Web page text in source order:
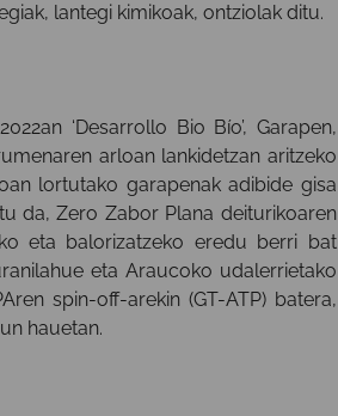
lantegi kimikoak, ontziolak ditu.
‘Desarrollo Bio Bío’, Garapen,
arloan lankidetzan aritzeko
lortutako garapenak adibide gisa
da, Zero Zabor Plana deiturikoaren
eta balorizatzeko eredu berri bat
eta Araucoko udalerrietako
spin-off-arekin (GT-ATP) batera,
hauetan.